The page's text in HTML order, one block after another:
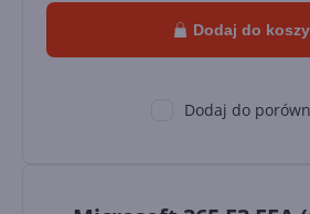
Dodaj do
Dodaj do